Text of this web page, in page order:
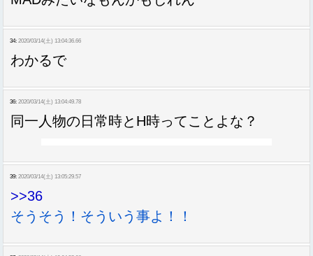
34: 2020/03/14(土) 13:04:36.66
わかるで
36: 2020/03/14(土) 13:04:49.78
同一人物の日常時とH時ってことよな？
39: 2020/03/14(土) 13:05:29.57
>>36
そうそう！そういう事よ！！